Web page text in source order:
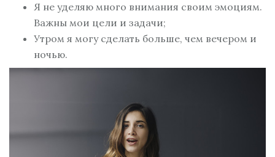
Я не уделяю много внимания своим эмоциям.
Важны мои цели и задачи;
Утром я могу сделать больше, чем вечером и
ночью.